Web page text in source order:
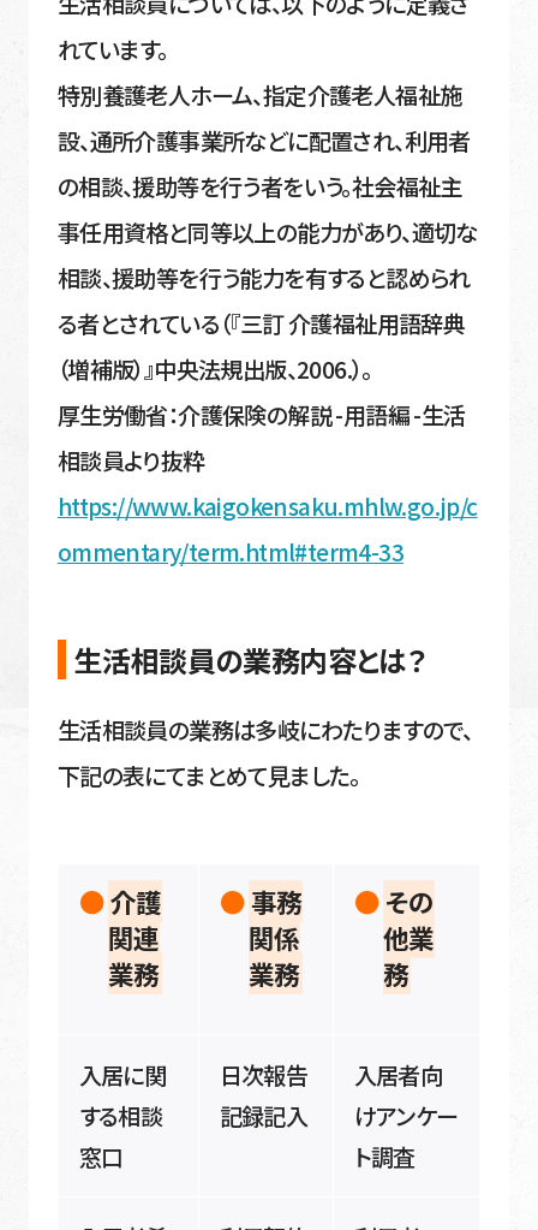
れています。
特別養護老人ホーム、指定介護老人福祉施
設、通所介護事業所などに配置され、利用者
の相談、援助等を行う者をいう。社会福祉主
事任用資格と同等以上の能力があり、適切な
相談、援助等を行う能力を有すると認められ
る者とされている（『三訂 介護福祉用語辞典
（増補版）』中央法規出版、2006.）。
厚生労働省：介護保険の解説 -用語編 -生活
相談員より抜粋
https://www.kaigokensaku.mhlw.go.jp/c
ommentary/term.html#term4-33
生活相談員の業務内容とは？
生活相談員の業務は多岐にわたりますので、
下記の表にてまとめて見ました。
介護
関連
業務
事務
関係
業務
その
他業
務
入居に関
する相談
窓口
日次報告
記録記入
入居者向
けアンケー
ト調査